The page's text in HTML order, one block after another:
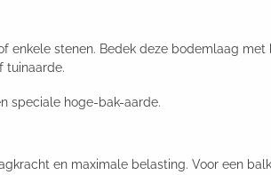
enkele stenen. Bedek deze bodemlaag
tuinaarde.
speciale hoge-bak-aarde.
en maximale belasting. Voor een